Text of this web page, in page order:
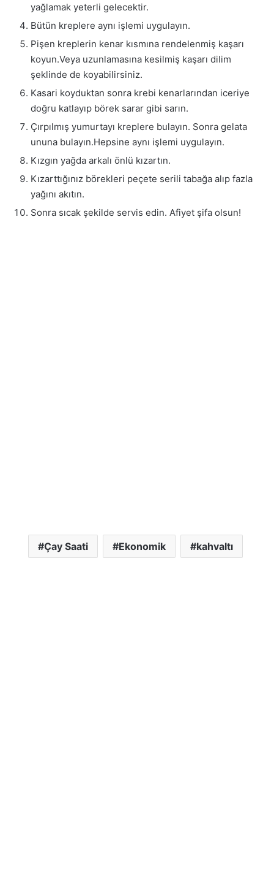
yağlamak yeterli gelecektir.
Bütün kreplere aynı işlemi uygulayın.
Pişen kreplerin kenar kısmına rendelenmiş kaşarı
koyun.Veya uzunlamasına kesilmiş kaşarı dilim
şeklinde de koyabilirsiniz.
Kasari koyduktan sonra krebi kenarlarından iceriye
doğru katlayıp börek sarar gibi sarın.
Çırpılmış yumurtayı kreplere bulayın. Sonra gelata
ununa bulayın.Hepsine aynı işlemi uygulayın.
Kızgın yağda arkalı önlü kızartın.
Kızarttığınız börekleri peçete serili tabağa alıp fazla
yağını akıtın.
Sonra sıcak şekilde servis edin. Afiyet şifa olsun!
Çay Saati Ekonomik kahvaltı